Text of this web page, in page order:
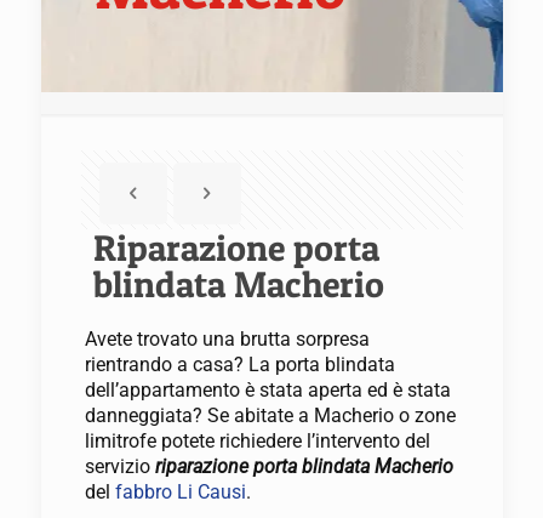
Riparazione porta
blindata Macherio
Avete trovato una brutta sorpresa
rientrando a casa? La porta blindata
dell’appartamento è stata aperta ed è stata
danneggiata? Se abitate a Macherio o zone
limitrofe potete richiedere l’intervento del
servizio riparazione porta blindata Macherio
del fabbro Li Causi.